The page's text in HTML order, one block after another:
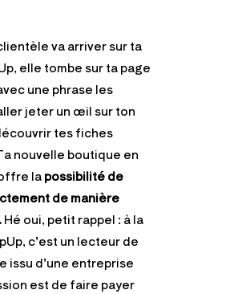
va arriver sur ta
elle tombe sur ta page
une phrase les
jeter un œil sur ton
tes fiches
nouvelle boutique en
lapossibilité de
de manière
Hé oui, petit rappel : à la
c’est un lecteur de
issu d’une entreprise
est de faire payer